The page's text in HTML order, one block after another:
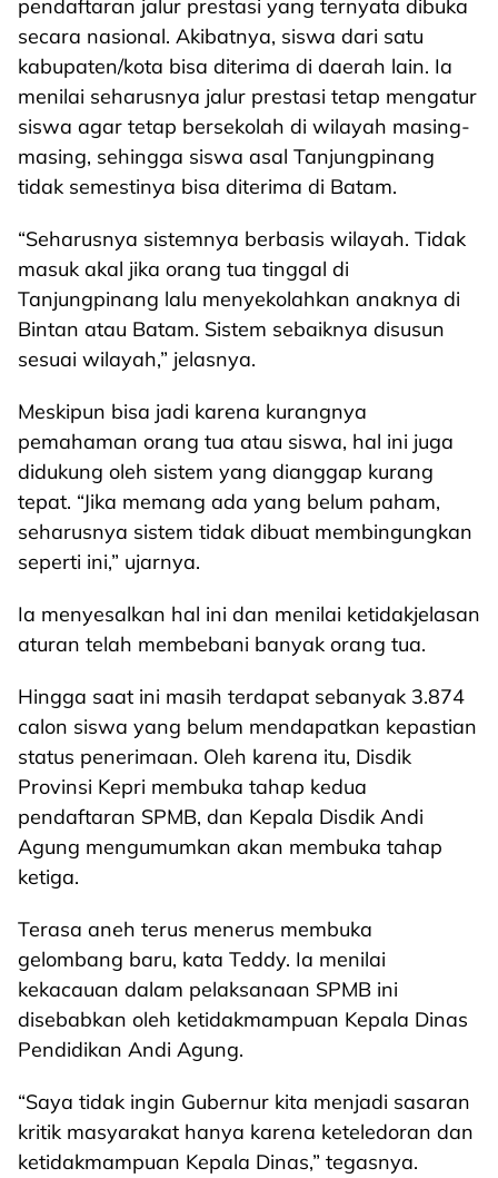
pendaftaran jalur prestasi yang ternyata dibuka
secara nasional. Akibatnya, siswa dari satu
kabupaten/kota bisa diterima di daerah lain. Ia
menilai seharusnya jalur prestasi tetap mengatur
siswa agar tetap bersekolah di wilayah masing-
masing, sehingga siswa asal Tanjungpinang
tidak semestinya bisa diterima di Batam.
“Seharusnya sistemnya berbasis wilayah. Tidak
masuk akal jika orang tua tinggal di
Tanjungpinang lalu menyekolahkan anaknya di
Bintan atau Batam. Sistem sebaiknya disusun
sesuai wilayah,” jelasnya.
Meskipun bisa jadi karena kurangnya
pemahaman orang tua atau siswa, hal ini juga
didukung oleh sistem yang dianggap kurang
tepat. “Jika memang ada yang belum paham,
seharusnya sistem tidak dibuat membingungkan
seperti ini,” ujarnya.
Ia menyesalkan hal ini dan menilai ketidakjelasan
aturan telah membebani banyak orang tua.
Hingga saat ini masih terdapat sebanyak 3.874
calon siswa yang belum mendapatkan kepastian
status penerimaan. Oleh karena itu, Disdik
Provinsi Kepri membuka tahap kedua
pendaftaran SPMB, dan Kepala Disdik Andi
Agung mengumumkan akan membuka tahap
ketiga.
Terasa aneh terus menerus membuka
gelombang baru, kata Teddy. Ia menilai
kekacauan dalam pelaksanaan SPMB ini
disebabkan oleh ketidakmampuan Kepala Dinas
Pendidikan Andi Agung.
“Saya tidak ingin Gubernur kita menjadi sasaran
kritik masyarakat hanya karena keteledoran dan
ketidakmampuan Kepala Dinas,” tegasnya.